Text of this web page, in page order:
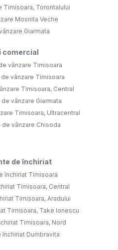
Timisoara, Torontalului
Mosnita Veche
Giarmata
comercial
vânzare Timisoara
vânzare Timisoara
Timisoara, Central
vânzare Giarmata
Timisoara, Ultracentral
de vânzare Chisoda
de închiriat
închiriat Timisoara
Timisoara, Central
Timisoara, Aradului
Timisoara, Take Ionescu
Timisoara, Nord
Dumbravita